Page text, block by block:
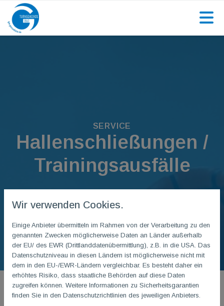
SERVICE
Hallenschließungen /
Trainingsausfälle
Wir verwenden Cookies.
Einige Anbieter übermitteln im Rahmen von der Verarbeitung zu den
genannten Zwecken möglicherweise Daten an Länder außerhalb
der EU/ des EWR (Drittlanddatenübermittlung), z.B. in die USA. Das
Datenschutzniveau in diesen Ländern ist möglicherweise nicht mit
dem in den EU-/EWR-Ländern vergleichbar. Es besteht daher ein
erhöhtes Risiko, dass staatliche Behörden auf diese Daten
zugreifen können. Weitere Informationen zu Sicherheitsgarantien
finden Sie in den Datenschutzrichtlinien des jeweiligen Anbieters.